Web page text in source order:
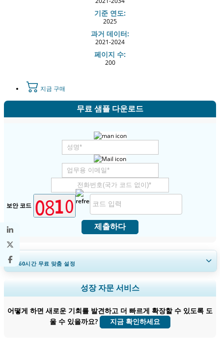
기준 연도:
2025
과거 데이터:
2021-2024
페이지 수:
200
지금 구매
무료 샘플 다운로드
보안 코드
제출하다
30~60시간무료 맞춤 설정
지역 및 국가 범위 확장, 세그먼트 분석, 기업 프로필, 경쟁 벤치마킹, 및 최
종 사용자 인사이트.
지금 맞춤 설정
성장 자문 서비스
어떻게 하면 새로운 기회를 발견하고 더 빠르게 확장할 수 있도록 도
울 수 있을까요?
지금 확인하세요